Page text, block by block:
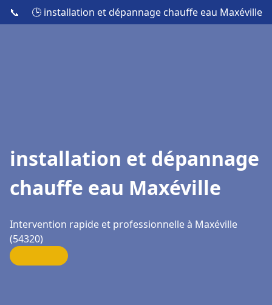
📞 🕒 installation et dépannage chauffe eau Maxéville
installation et dépannage
chauffe eau Maxéville
Intervention rapide et professionnelle à Maxéville
(54320)